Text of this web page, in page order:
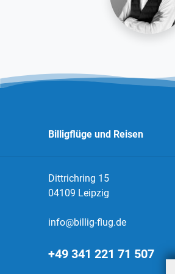
Billigflüge und Reisen
Dittrichring 15
04109 Leipzig
info@billig-flug.de
+49 341 221 71 507